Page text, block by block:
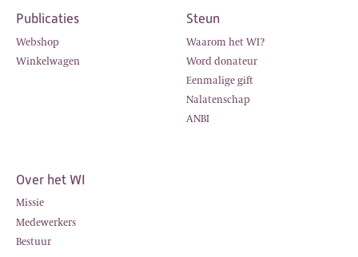
Publicaties
Webshop
Winkelwagen
Steun
Waarom het WI?
Word donateur
Eenmalige gift
Nalatenschap
ANBI
Over het WI
Missie
Medewerkers
Bestuur